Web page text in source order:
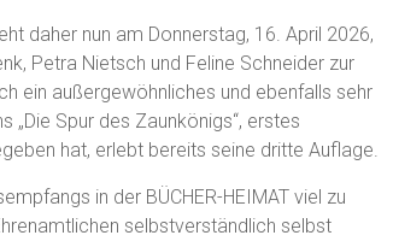
daher nun am Donnerstag, 16. April 2026,
Petra Nietsch und Feline Schneider zur
ein außergewöhnliches und ebenfalls sehr
Spur des Zaunkönigs“, erstes
hat, erlebt bereits seine dritte Auflage.
in der BÜCHER-HEIMAT viel zu
selbstverständlich selbst